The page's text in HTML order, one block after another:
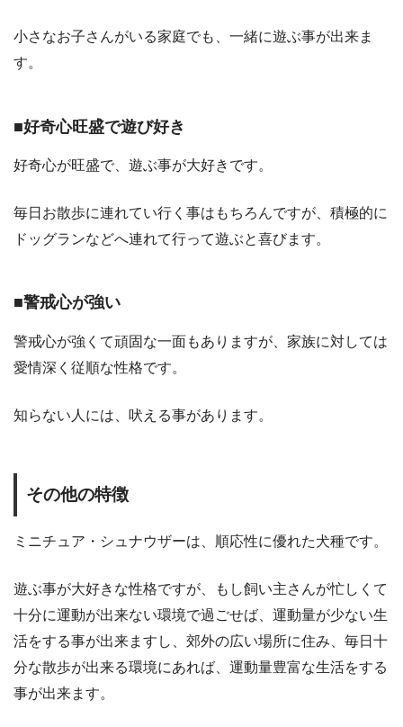
小さなお子さんがいる家庭でも、一緒に遊ぶ事が出来ま
す。
■好奇心旺盛で遊び好き
好奇心が旺盛で、遊ぶ事が大好きです。
毎日お散歩に連れてい行く事はもちろんですが、積極的に
ドッグランなどへ連れて行って遊ぶと喜びます。
■警戒心が強い
警戒心が強くて頑固な一面もありますが、家族に対しては
愛情深く従順な性格です。
知らない人には、吠える事があります。
その他の特徴
ミニチュア・シュナウザーは、順応性に優れた犬種です。
遊ぶ事が大好きな性格ですが、もし飼い主さんが忙しくて
十分に運動が出来ない環境で過ごせば、運動量が少ない生
活をする事が出来ますし、郊外の広い場所に住み、毎日十
分な散歩が出来る環境にあれば、運動量豊富な生活をする
事が出来ます。